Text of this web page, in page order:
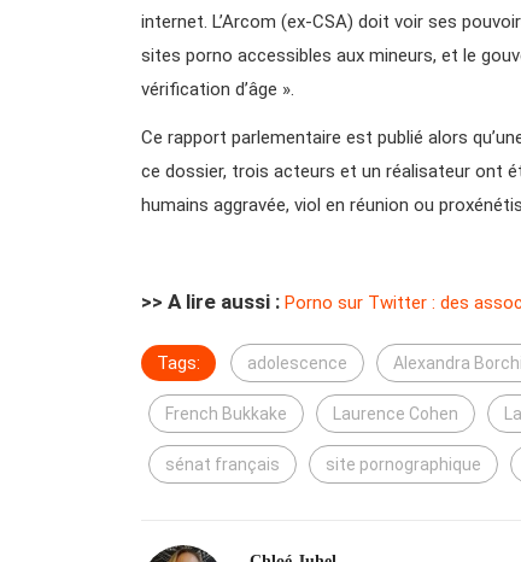
internet. L’Arcom (ex-CSA) doit voir ses
sites porno accessibles aux mineurs, et le
vérification d’âge ».
Ce rapport parlementaire est publié alors
ce dossier, trois acteurs et un réalisateur ont
humains aggravée, viol en réunion ou
>> A lire aussi : Porno sur Twitter : des
Tags: adolescence Alexandra
French Bukkake Laurence Cohen
sénat français site pornographique